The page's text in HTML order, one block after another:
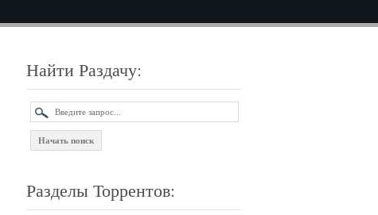
Найти Раздачу:
Разделы Торрентов: